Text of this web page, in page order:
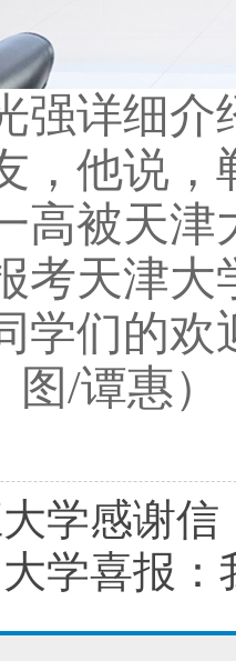
强详细介
，他说
高被天津
考天津
学们的
图/谭惠）
学感谢信
学喜报